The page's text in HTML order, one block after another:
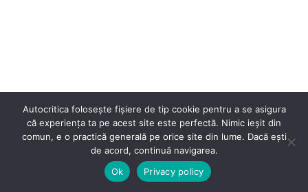
Autocritica folosește fișiere de tip cookie pentru a se asigura
că experiența ta pe acest site este perfectă. Nimic ieșit din
comun, e o practică generală pe orice site din lume. Dacă ești
de acord, continuă navigarea.
Ok
Privacy policy